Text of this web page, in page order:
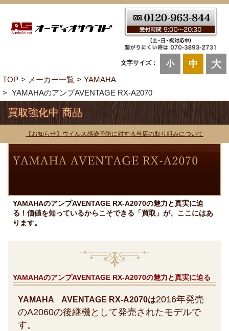
文字サイズ： 小 中 大
TOP メーカー一覧
YAMAHA
YAMAHAのアンプAVENTAGE RX-A2070
買取強化中 商品
【お知らせ】ウイルス感染予防に対する当店の取り組みについて
YAMAHAのアンプAVENTAGE RX-A2070の魅力と真実に迫
る！価値を知っているからこそできる「買取」が、ここにはあ
ります。
YAMAHAのアンプAVENTAGE RX-A2070の魅力と真実に迫る
YAMAHA AVENTAGE RX-A2070は2016年発売
のA2060の後継機として発売されたモデルで
す。